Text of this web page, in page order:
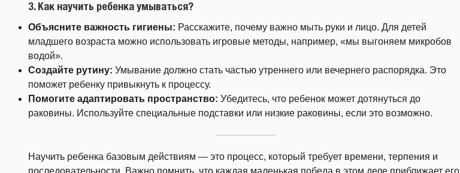
3.Как научить ребенка умываться?
Объясните важность гигиены: Расскажите, почему важно мыть руки и лицо. Для детей
младшего возраста можно использовать игровые методы, например, «мы выгоняем микробов
водой».
Создайте рутину: Умывание должно стать частью утреннего или вечернего распорядка. Это
поможет ребенку привыкнуть к процессу.
Помогите адаптировать пространство: Убедитесь, что ребенок может дотянуться до
раковины. Используйте специальные подставки или низкие раковины, если это возможно.
Научить ребенка базовым действиям — это процесс, который требует времени, терпения и